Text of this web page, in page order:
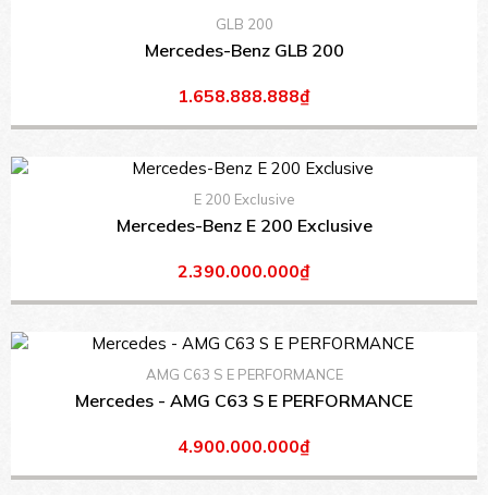
GLB 200
Mercedes-Benz GLB 200
1.658.888.888₫
E 200 Exclusive
Mercedes-Benz E 200 Exclusive
2.390.000.000₫
AMG C63 S E PERFORMANCE
Mercedes - AMG C63 S E PERFORMANCE
4.900.000.000₫